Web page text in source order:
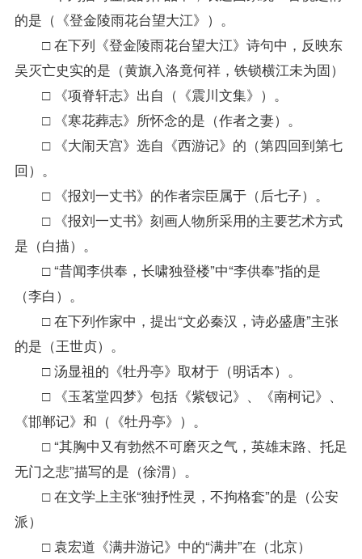
的是（《登金陵雨花台望大江》）。
□ 在下列《登金陵雨花台望大江》诗句中，反映东
吴灭亡史实的是（黄旗入洛竟何祥，铁锁横江未为固）
□ 《项脊轩志》出自（《震川文集》）。
□ 《寒花葬志》所怀念的是（作者之妻）。
□ 《大闹天宫》选自《西游记》的（第四回到第七
回）。
□ 《报刘一丈书》的作者宗臣属于（后七子）。
□ 《报刘一丈书》刻画人物所采用的主要艺术方式
是（白描）。
□ “昔闻李供奉，长啸独登楼”中“李供奉”指的是
（李白）。
□ 在下列作家中，提出“文必秦汉，诗必盛唐”主张
的是（王世贞）。
□ 汤显祖的《牡丹亭》取材于（明话本）。
□ 《玉茗堂四梦》包括《紫钗记》、《南柯记》、
《邯郸记》和（《牡丹亭》）。
□ “其胸中又有勃然不可磨灭之气，英雄末路、托足
无门之悲”描写的是（徐渭）。
□ 在文学上主张“独抒性灵，不拘格套”的是（公安
派）
□ 袁宏道《满井游记》中的“满井”在（北京）